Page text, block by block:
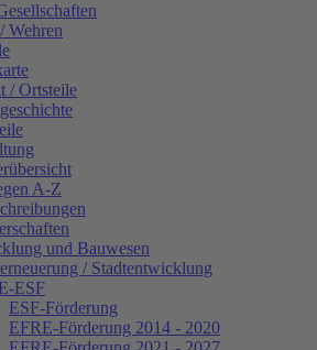
Wehren
/ Ortsteile
A-Z
und Bauwesen
/ Stadtentwicklung
ESF
ESF-Förderung
EFRE-Förderung 2014 - 2020